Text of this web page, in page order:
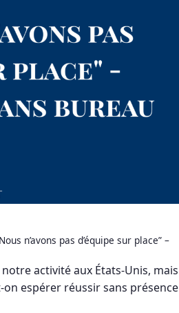
n’avons pas d’équipe sur place” –
activité aux États-Unis, mais
on espérer réussir sans présence